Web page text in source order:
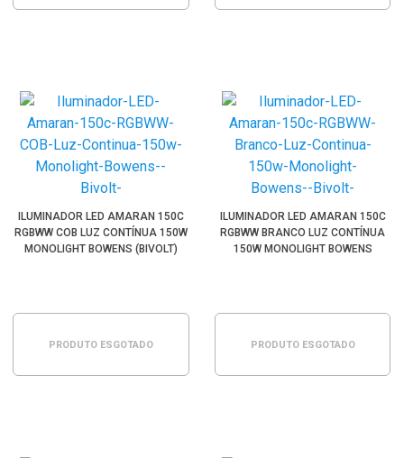
ILUMINADOR LED AMARAN 150C
RGBWW COB LUZ CONTÍNUA 150W
MONOLIGHT BOWENS (BIVOLT)
PRODUTO ESGOTADO
ILUMINADOR LED AMARAN 150C
RGBWW BRANCO LUZ CONTÍNUA
150W MONOLIGHT BOWENS
PRODUTO ESGOTADO